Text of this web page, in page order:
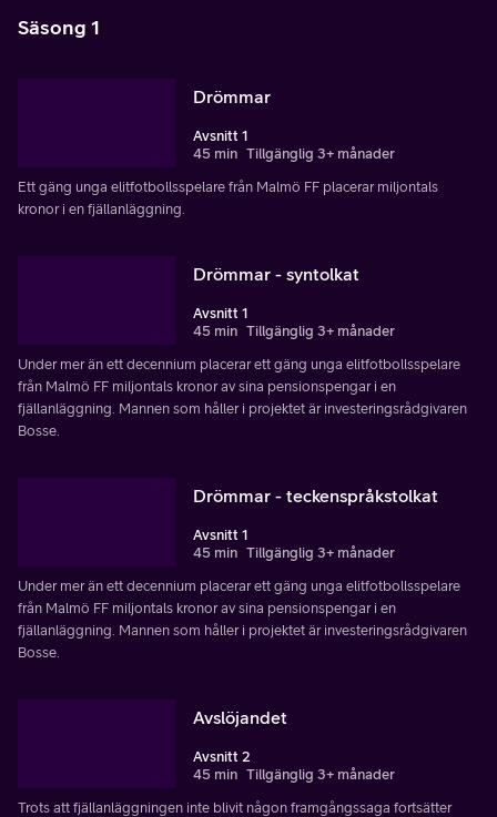
Säsong 1
Drömmar
Avsnitt 1
45 min Tillgänglig 3+ månader
Ett gäng unga elitfotbollsspelare från Malmö FF placerar miljontals
kronor i en fjällanläggning.
Drömmar - syntolkat
Avsnitt 1
45 min Tillgänglig 3+ månader
Under mer än ett decennium placerar ett gäng unga elitfotbollsspelare
från Malmö FF miljontals kronor av sina pensionspengar i en
fjällanläggning. Mannen som håller i projektet är investeringsrådgivaren
Bosse.
Drömmar - teckenspråkstolkat
Avsnitt 1
45 min Tillgänglig 3+ månader
Under mer än ett decennium placerar ett gäng unga elitfotbollsspelare
från Malmö FF miljontals kronor av sina pensionspengar i en
fjällanläggning. Mannen som håller i projektet är investeringsrådgivaren
Bosse.
Avslöjandet
Avsnitt 2
45 min Tillgänglig 3+ månader
Trots att fjällanläggningen inte blivit någon framgångssaga fortsätter